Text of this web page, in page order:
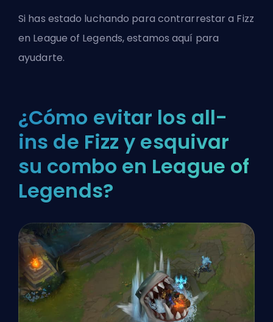
Si has estado luchando para contrarrestar a Fizz
en League of Legends, estamos aquí para
ayudarte.
¿Cómo evitar los all-
ins de Fizz y esquivar
su combo en League of
Legends?